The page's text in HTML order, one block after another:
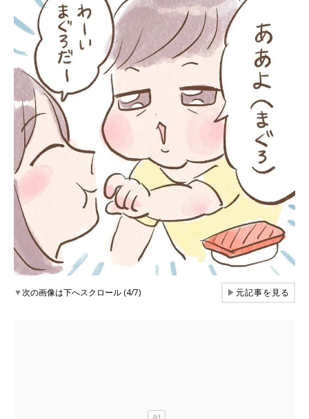
▼次の画像は下へスクロール (4/7) ▶元記事を見る